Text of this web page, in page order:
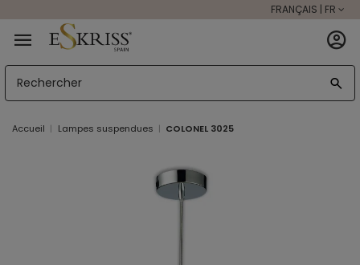
FRANÇAIS | FR
Accueil Lampes suspendues COLONEL 3025